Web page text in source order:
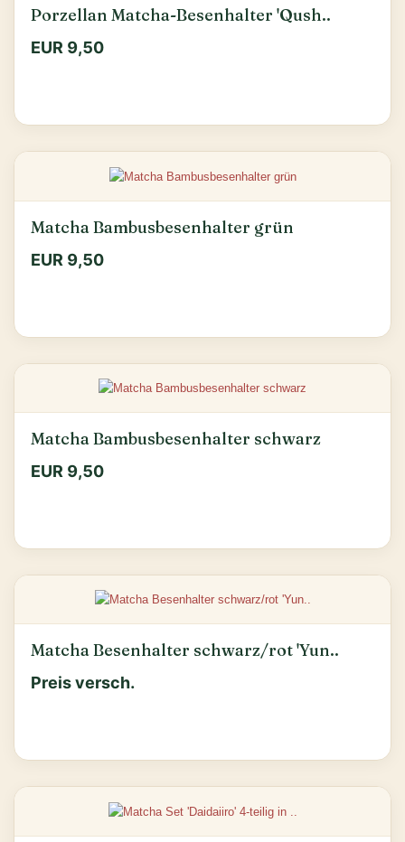
Porzellan Matcha-Besenhalter 'Qush..
EUR 9,50
Matcha Bambusbesenhalter grün
EUR 9,50
Matcha Bambusbesenhalter schwarz
EUR 9,50
Matcha Besenhalter schwarz/rot 'Yun..
Preis versch.